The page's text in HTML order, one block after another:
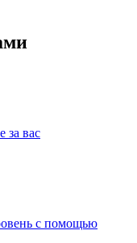
за вас
с помощью